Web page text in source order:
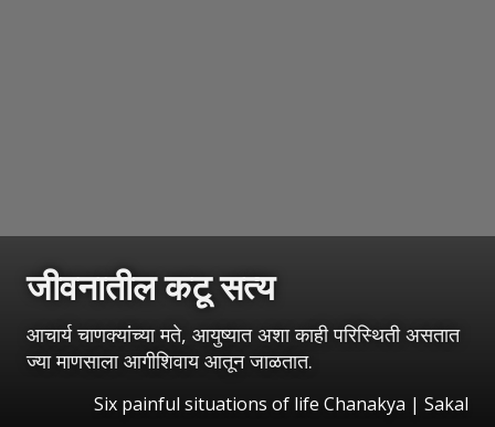
जीवनातील कटू सत्य
आचार्य चाणक्यांच्या मते, आयुष्यात अशा काही परिस्थिती असतात
ज्या माणसाला आगीशिवाय आतून जाळतात.
Six painful situations of life Chanakya | Sakal